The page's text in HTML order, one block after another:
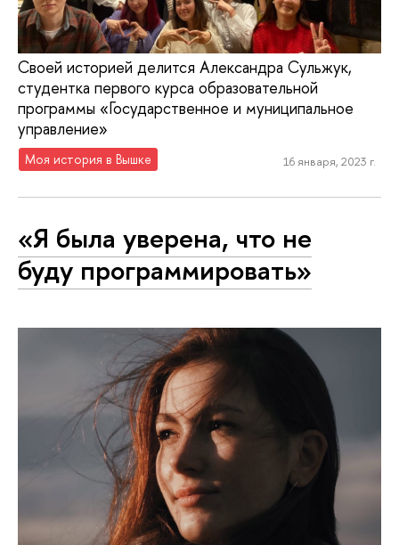
Своей историей делится Александра Сульжук,
студентка первого курса образовательной
программы «Государственное и муниципальное
управление»
Моя история в Вышке 16 января, 2023 г.
«Я была уверена, что не
буду программировать»